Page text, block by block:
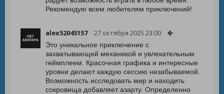
Рекомендую всем любителям приключений!
alex52045157 27 октября 2025 23:00
Это уникальное приключение с
захватывающей механикой и увлекательным
геймплеем. Красочная графика и интересные
уровни делают каждую сессию незабываемой.
Возможность исследовать мир и находить
сокровища добавляет азарту. Определенно